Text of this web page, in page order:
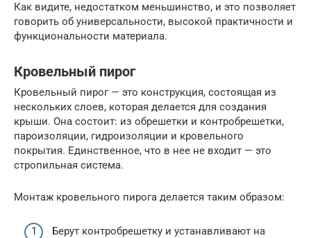
Как видите, недостатком меньшинство, и это позволяет
говорить об универсальности, высокой практичности и
функциональности материала.
Кровельный пирог
Кровельный пирог — это конструкция, состоящая из
нескольких слоев, которая делается для создания
крыши. Она состоит: из обрешетки и контробрешетки,
пароизоляции, гидроизоляции и кровельного
покрытия. Единственное, что в нее не входит — это
стропильная система.
Монтаж кровельного пирога делается таким образом:
Берут контробрешетку и устанавливают на